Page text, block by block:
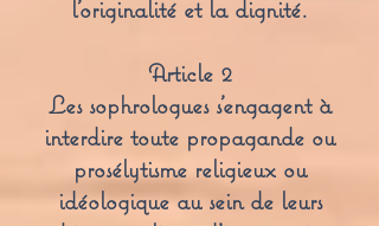
l’originalité et la dignité.
Article 2
Les sophrologues s’engagent à
interdire toute propagande ou
prosélytisme religieux ou
idéologique au sein de leurs